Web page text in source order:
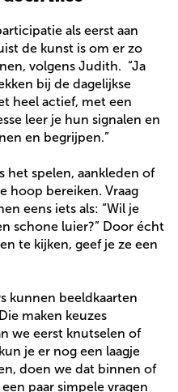
als eerst aan
de kunst is om er zo
volgens Judith. “Ja
bij de dagelijkse
heel actief, met een
leer je hun signalen en
en begrijpen.”
het spelen, aankleden of
hoop bereiken. Vraag
eens iets als: “Wil je
schone luier?” Door écht
te kijken, geef je ze een
kunnen beeldkaarten
maken keuzes
we eerst knutselen of
je er nog een laagje
doen we dat binnen of
paar simpele vragen